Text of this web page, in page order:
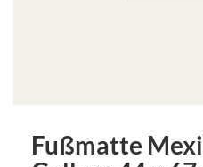
Fußmatte